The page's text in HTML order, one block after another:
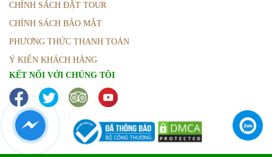
CHÍNH SÁCH ĐẶT TOUR
CHÍNH SÁCH BẢO MẬT
PHƯƠNG THỨC THANH TOÁN
Ý KIẾN KHÁCH HÀNG
KẾT NỐI VỚI CHÚNG TÔI